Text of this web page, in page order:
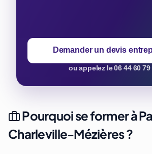
Demander un devis
ou appelez le 06 44 60 79
Pourquoi se former à
Charleville-Mézières ?